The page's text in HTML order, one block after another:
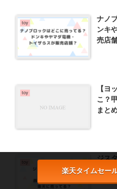
toy
ナノ
ンキ
売店
toy
【ヨ
こ？
まと
toy
ジス
る？
楽天タイムセー